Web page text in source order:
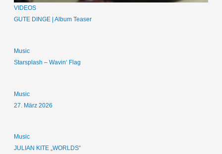
VIDEOS
GUTE DINGE | Album Teaser
Music
Starsplash – Wavin‘ Flag
Music
27. März 2026
Music
JULIAN KITE „WORLDS“